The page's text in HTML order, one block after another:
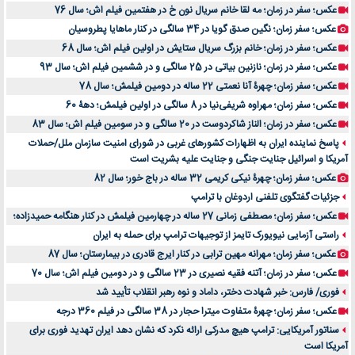
عکس؛ سفر در زمان؛ مه لقا خانم سریال نون خ در هفتمین فیلم اش؛ سال 76
عکس؛ سفر زمان؛ نگین صدق گویا در 34 سالگی در کنار ماهایا پطروسیان
عکس؛ سفر در زمان؛ خانم بزرگ سریال ستایش در اولین فیلم اش؛ سال 68
عکس؛ سفر در زمان؛ نازنین بیاتی در 25 سالگی و در ششمین فیلم اش؛ سال 93
عکس؛ سفر زمان؛ چهرۀ آنا نعمتی 22 ساله در دومین فیلمش؛ سال 78
عکس؛ سفر زمان؛ مهراوه شریفی‌نیا در 8 سالگی در اولین فیلمش؛ دهۀ 60
عکس؛ سفر در زمان؛ الناز شاکردوست در 20 سالگی و در سومین فیلم اش؛ سال 83
پاسخ نماینده ایران به اظهارات کشورهای غربی در شورای امنیت سازمان ملل/حملات
آمریکا و اسرائیل جنایت جنگی و جنایت علیه بشریت است
عکس؛ سفر زمان؛ چهرۀ نیکی کریمی 32 ساله در باج خور؛ سال 82
جزئیات گفتگوی تلفنی اردوغان با ترامپ
عکس؛ سفر زمان؛ مصطفی زمانی 27 ساله در چهارمین فیلمش در کنار هنگامه حمیدزاده؛
راستی آزمایی نیویورک تایمز از توجیهات ترامپ برای حمله به ایران
عکس؛ سفر زمان؛ مهرانه مهین ترابی در کنار ایرج قادری در بیمارستان؛ سال 87
عکس؛ سفر در زمان؛ آتنه فقیه نصیری در 23 سالگی و در دومین فیلم اش؛ سال 70
فوری/ فارس: خبر شهادت دختر، داماد و نوه رهبر انقلاب تأیید شد
عکس؛ سفر زمان؛ چهرۀ متفاوت میترا حجار در 38 سالگی در فیلم 360 درجه
سناتور آمریکایی: ترامپ هیچ مدرکی ارائه نکرد که نشان دهد ایران تهدید فوری برای
آمریکا است